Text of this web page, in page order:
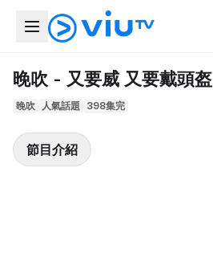
晚吹 - 又要威 又要戴頭盔
晚吹 人氣話題 398集完
節目介紹